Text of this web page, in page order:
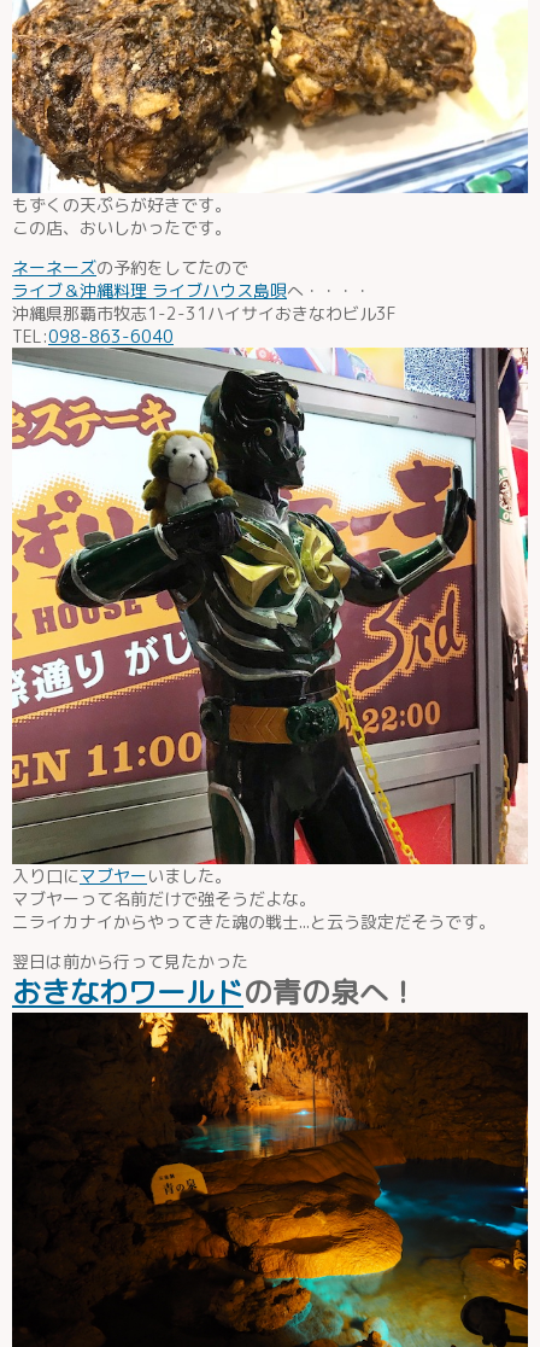
もずくの天ぷらが好きです。
この店、おいしかったです。
ネーネーズの予約をしてたので
ライブ＆沖縄料理 ライブハウス島唄へ・・・・
沖縄県那覇市牧志1-2-31ハイサイおきなわビル3F
TEL:098-863-6040
入り口にマブヤーいました。
マブヤーって名前だけで強そうだよな。
ニライカナイからやってきた魂の戦士...と云う設定だそうです。
翌日は前から行って見たかった
おきなわワールドの青の泉へ！